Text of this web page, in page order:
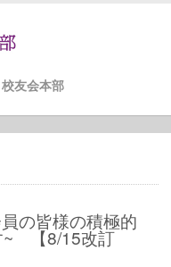
校友会本部
の皆様の積極的
~ 【8/15改訂